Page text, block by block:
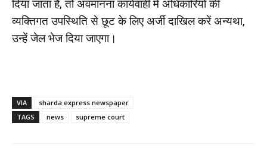
दिया जाता है, तो अवमानना कार्यवाही में अधिकारियों की
व्यक्तिगत उपस्थिति से छूट के लिए अर्जी दाखिल करें अन्यथा,
उन्हें जेल भेज दिया जाएगा।
VIA
sharda express newspaper
TAGS
news supreme court